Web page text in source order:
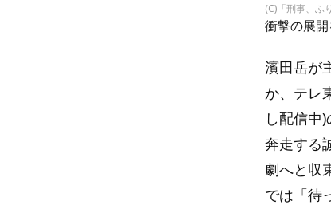
(C)「刑事、ふ
衝撃の展
濱田岳が
か、テレ
し配信中
奔走する
劇へと収
では「待